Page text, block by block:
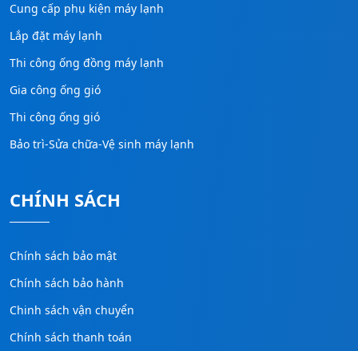
Cung cấp phụ kiện máy lạnh
Lắp đặt máy lạnh
Thi công ống đồng máy lạnh
Gia công ống gió
Thi công ống gió
Bảo trì-Sửa chữa-Vệ sinh máy lạnh
CHÍNH SÁCH
Chính sách bảo mật
Chính sách bảo hành
Chinh sách vận chuyển
Chính sách thanh toán